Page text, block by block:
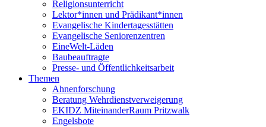
Religionsunterricht
Lektor*innen und Prädikant*innen
Evangelische Kindertagesstätten
Evangelische Seniorenzentren
EineWelt-Läden
Baubeauftragte
Presse- und Öffentlichkeitsarbeit
Themen
Ahnenforschung
Beratung Wehrdienstverweigerung
EKIDZ MiteinanderRaum Pritzwalk
Engelsbote